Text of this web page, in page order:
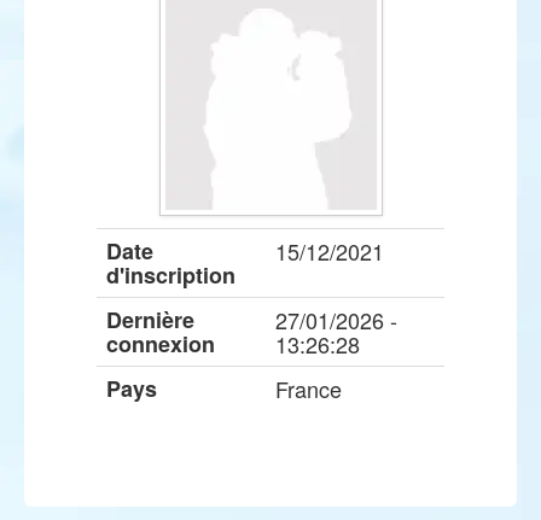
Date
d'inscription
15/12/2021
Dernière
connexion
27/01/2026 -
13:26:28
Pays
France